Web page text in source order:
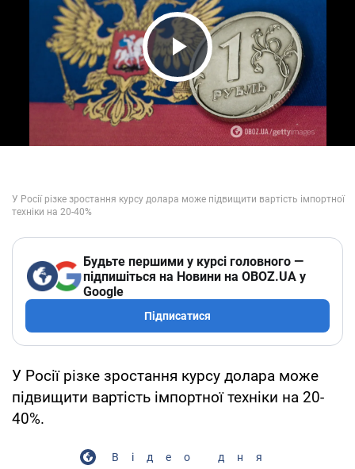
Play Video
Будьте першими у курсі головного —
підпишіться на Новини на OBOZ.UA у
Google
Підписатися
У Росії різке зростання курсу долара може
підвищити вартість імпортної техніки на 20-
40%.
Відео дня